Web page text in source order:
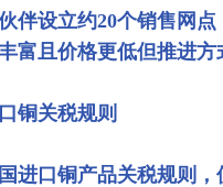
伴设立约20个销售网
富且价格更低但推进方
铜关税规则
进口铜产品关税规则